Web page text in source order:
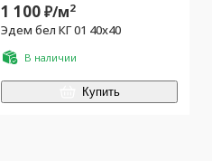
1 100₽/м2
Эдем бел КГ 01 40х40
В наличии
Купить